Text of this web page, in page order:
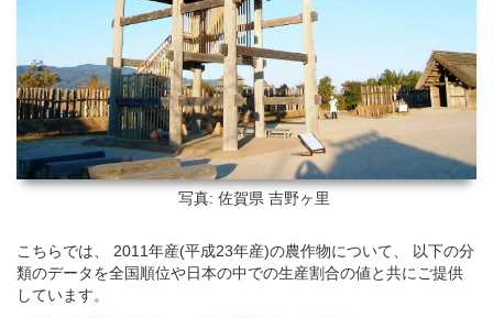
写真: 佐賀県 吉野ヶ里
こちらでは、 2011年産(平成23年産)の農作物について、 以下の分
類のデータを全国順位や日本の中での生産割合の値と共にご提供
しています。